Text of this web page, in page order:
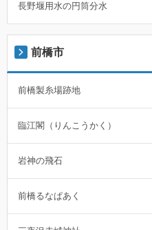
長野堰用水の円筒分水
前橋市
前橋製糸場跡地
臨江閣（りんこうかく）
岩神の飛石
前橋るなぱあく